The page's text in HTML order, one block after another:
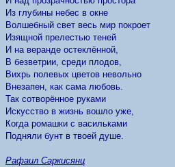
Из глубины небес в окне
Волшебный свет весь мир покроет
Изящной прелестью теней
И на веранде остеклённой,
В безветрии, среди плодов,
Вихрь полевых цветов невольно
Внезапен, как сама любовь.
Так сотворённое руками
Искусство в жизнь вошло уже,
Когда ромашки с васильками
Подняли бунт в твоей душе.
Рафаил Саркисянц